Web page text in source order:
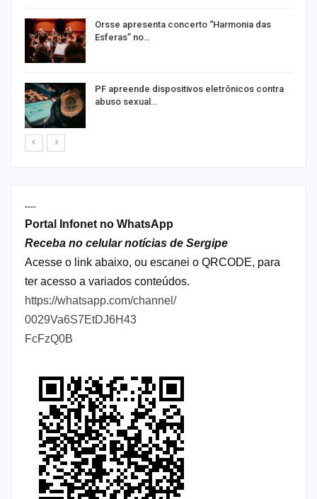
Orsse apresenta concerto “Harmonia das
Esferas” no…
PF apreende dispositivos eletrônicos contra
abuso sexual…
----
Portal Infonet no WhatsApp
Receba no celular notícias de Sergipe
Acesse o link abaixo, ou escanei o QRCODE, para
ter acesso a variados conteúdos.
https://whatsapp.com/channel/
0029Va6S7EtDJ6H43
FcFzQ0B